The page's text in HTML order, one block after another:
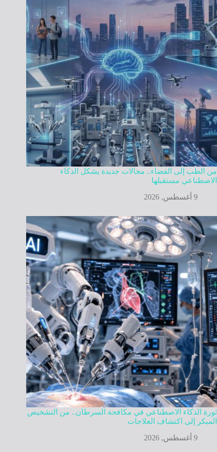
من الطب إلى الفضاء.. مجالات جديدة يشكل الذكاء
الاصطناعي مستقبلها
9 أغسطس, 2026
ثورة الذكاء الاصطناعي في مكافحة السرطان.. من التشخيص
المبكر إلى اكتشاف العلاجات
9 أغسطس, 2026